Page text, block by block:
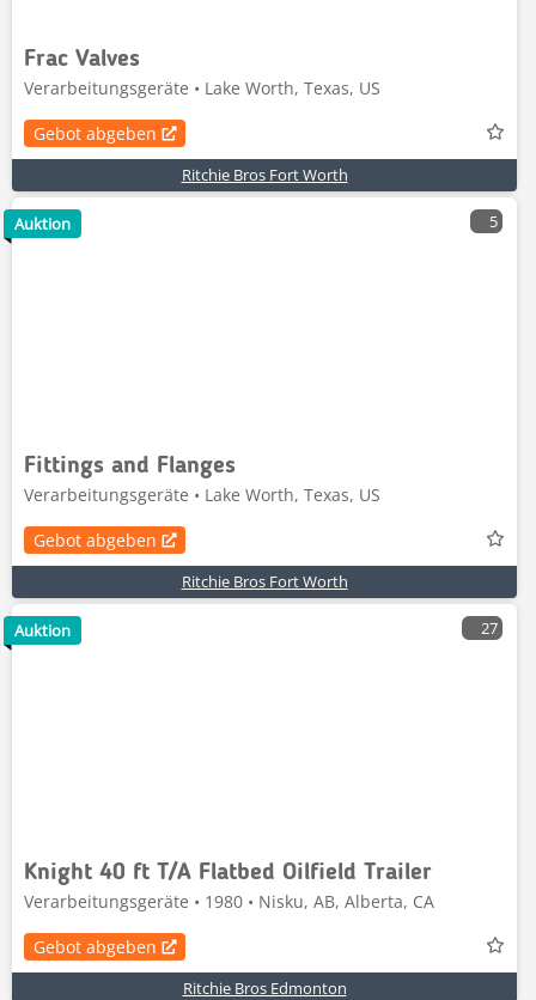
Frac Valves
Verarbeitungsgeräte • Lake Worth, Texas, US
Gebot abgeben
Ritchie Bros Fort Worth
5
Fittings and Flanges
Verarbeitungsgeräte • Lake Worth, Texas, US
Gebot abgeben
Ritchie Bros Fort Worth
Auktion
27
Knight 40 ft T/A Flatbed Oilfield Trailer
Verarbeitungsgeräte • 1980 • Nisku, AB, Alberta, CA
Gebot abgeben
Ritchie Bros Edmonton
Auktion